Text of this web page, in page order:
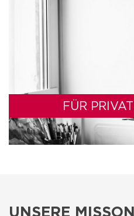
FÜR
UNSERE